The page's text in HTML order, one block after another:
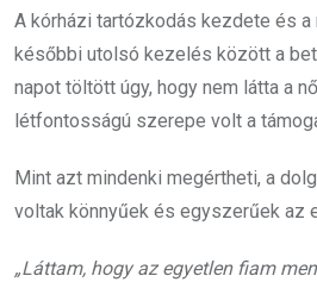
A kórházi tartózkodás kezdete és a
későbbi utolsó kezelés között a
napot töltött úgy, hogy nem látta a
létfontosságú szerepe volt a
Mint azt mindenki megértheti, a
voltak könnyűek és egyszerűek az
„Láttam, hogy az egyetlen fiam